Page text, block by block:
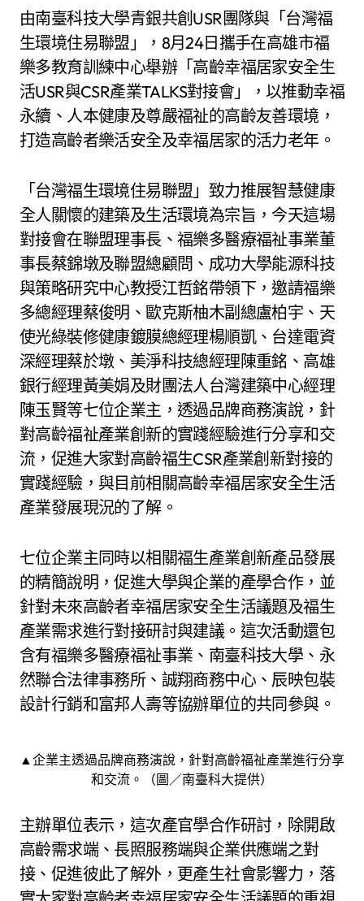
由南臺科技大學青銀共創USR團隊與「台灣福
生環境住易聯盟」，8月24日攜手在高雄市福
樂多教育訓練中心舉辦「高齡幸福居家安全生
活USR與CSR產業TALKS對接會」，以推動幸福
永續、人本健康及尊嚴福祉的高齡友善環境，
打造高齡者樂活安全及幸福居家的活力老年。
「台灣福生環境住易聯盟」致力推展智慧健康
全人關懷的建築及生活環境為宗旨，今天這場
對接會在聯盟理事長、福樂多醫療福祉事業董
事長蔡錦墩及聯盟總顧問、成功大學能源科技
與策略研究中心教授江哲銘帶領下，邀請福樂
多總經理蔡俊明、歐克斯柚木副總盧柏宇、天
使光綠裝修健康鍍膜總經理楊順凱、台達電資
深經理蔡於墩、美淨科技總經理陳重銘、高雄
銀行經理黃美娟及財團法人台灣建築中心經理
陳玉賢等七位企業主，透過品牌商務演說，針
對高齡福祉產業創新的實踐經驗進行分享和交
流，促進大家對高齡福生CSR產業創新對接的
實踐經驗，與目前相關高齡幸福居家安全生活
產業發展現況的了解。
七位企業主同時以相關福生產業創新產品發展
的精簡說明，促進大學與企業的產學合作，並
針對未來高齡者幸福居家安全生活議題及福生
產業需求進行對接研討與建議。這次活動還包
含有福樂多醫療福祉事業、南臺科技大學、永
然聯合法律事務所、誠翔商務中心、辰映包裝
設計行銷和富邦人壽等協辦單位的共同參與。
▲企業主透過品牌商務演說，針對高齡福祉產業進行分享
和交流。（圖／南臺科大提供）
主辦單位表示，這次產官學合作研討，除開啟
高齡需求端、長照服務端與企業供應端之對
接、促進彼此了解外，更產生社會影響力，落